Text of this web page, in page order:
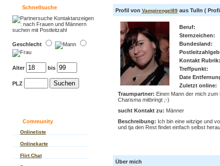
Schnellsuche
Geschlecht
Alter bis
PLZ
Community
Onlineliste
Onlinekarte
Flirt Chat
Profil von Vampirengel89aus Tulln (
Beruf:
Sternzeichen:
Bundesland:
Kontakt Rubrik:
Treffpunkt:
Date
Zuletzt online:
Traumpartner: Einen Mann der mich
Charisma mitbringt ;-)
sucht Kontakt zu: Männer
Beschreibung: Ich bin eine witzige und
und tja den Rest findet einfach selbst
Über mich